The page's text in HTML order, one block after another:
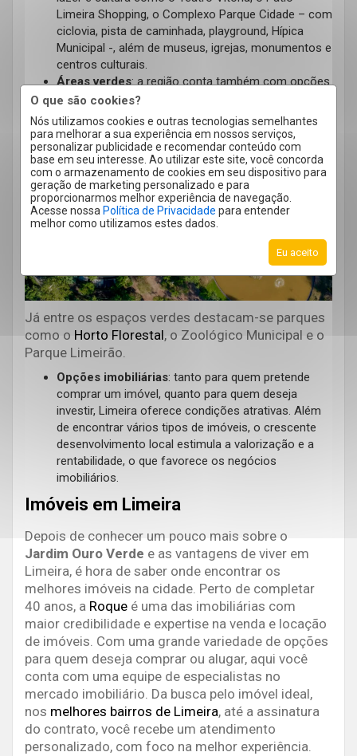
O que são cookies?
Nós utilizamos cookies e outras tecnologias semelhantes
para melhorar a sua experiência em nossos serviços,
personalizar publicidade e recomendar conteúdo com
base em seu interesse. Ao utilizar este site, você concorda
com o armazenamento de cookies em seu dispositivo para
geração de marketing personalizado e para
proporcionarmos melhor experiência de navegação.
Acesse nossa Política de Privacidade para entender
melhor como utilizamos estes dados.
Eu aceito
Limeira Shopping, o Complexo Parque Cidade – com
ciclovia, pista de caminhada, playground, Hípica
Municipal -, além de museus, igrejas, monumentos e
centros culturais.
Áreas verdes: a região conta também com opções
de turismo rural, com destaque para os b
históricos dos Pires e do Tatu, ambos em áreas
periurbanas e que preservam características
originais. Entre as principaisatrações estão as
fazendas Quilombo eItapema.
Já entre os espaços verdes destacam-se parques
como o Horto Florestal, o Zoológico Municipal e o
Parque Limeirão.
Opções imobiliárias: tanto para quem pretende
comprar um imóvel, quanto para quem deseja
investir, Limeira oferece condições atrativas. Além
de encontrar vários tipos de imóveis, o crescente
desenvolvimento local estimula a valorização e a
rentabilidade, o que favorece os negócios
imobiliários.
Imóveis em Limeira
Depois de conhecer um pouco mais sobre o
Jardim Ouro Verde e as vantagens de viver em
Limeira, é hora de saber onde encontrar os
melhores imóveis na cidade. Perto de completar
40 anos, a Roque é uma das imobiliárias com
maior credibilidade e expertise na venda e locação
de imóveis. Com uma grande variedade de opções
para quem deseja comprar ou alugar, aqui você
conta com uma equipe de especialistas no
mercado imobiliário. Da busca pelo imóvel ideal,
nos melhores bairros de Limeira, até a assinatura
do contrato, você recebe um atendimento
personalizado, com foco na melhor experiência.